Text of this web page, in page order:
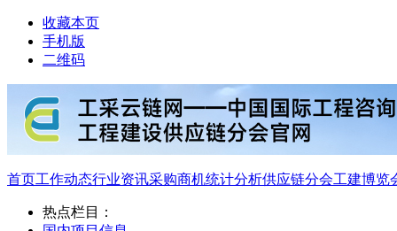
收藏本页
手机版
二维码
首页工作动态行业资讯采购商机统计分析供应链分会工建博览
热点栏目：